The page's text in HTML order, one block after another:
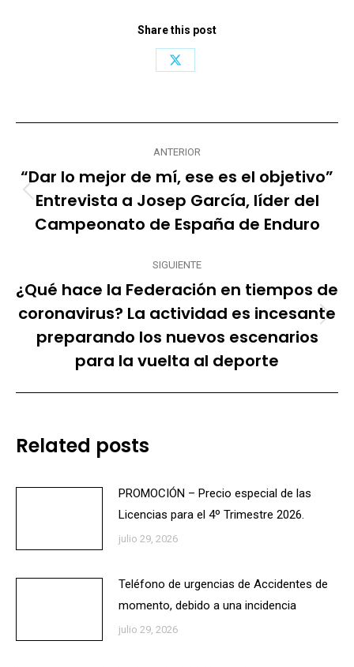
Share this post
Share
Navegación
entre
publicaciones
ANTERIOR
Publicación
anterior:
“Dar lo mejor de mí, ese es el objetivo”
Entrevista a Josep García, líder del
Campeonato de España de Enduro
SIGUIENTE
Publicación
siguiente:
¿Qué hace la Federación en tiempos de
coronavirus? La actividad es incesante
preparando los nuevos escenarios
para la vuelta al deporte
Related posts
PROMOCIÓN – Precio especial de las
Licencias para el 4º Trimestre 2026.
julio 29, 2026
Teléfono de urgencias de Accidentes de
momento, debido a una incidencia
julio 29, 2026